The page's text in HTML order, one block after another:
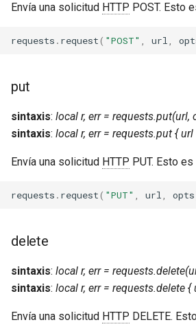
zip
zstd
Envía una solicitud HTTP POST. Esto
requests . request( "POST" url
put
sintaxis: local r, err = requests.put(url,
sintaxis: local r, err = requests.put { url
Envía una solicitud HTTP PUT. Esto
requests . request( "PUT" url opts
delete
sintaxis: local r, err =
sintaxis: local r, err = requests.delete {
Envía una solicitud HTTP DELETE.